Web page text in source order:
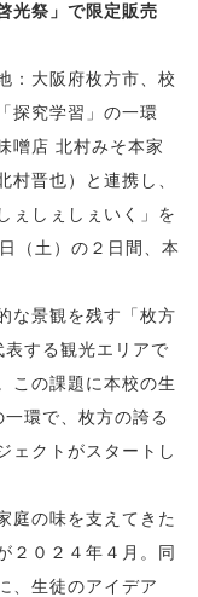
光祭」で限定販売
：大阪府枚方市、校
探究学習」の一環
噌店 北村みそ本家
村晋也）と連携し、
ぇしぇしぇいく」を
日（土）の２日間、本
な景観を残す「枚方
する観光エリアで
この課題に本校の生
一環で、枚方の誇る
ェクトがスタートし
庭の味を支えてきた
２０２４年４月。同
、生徒のアイデア